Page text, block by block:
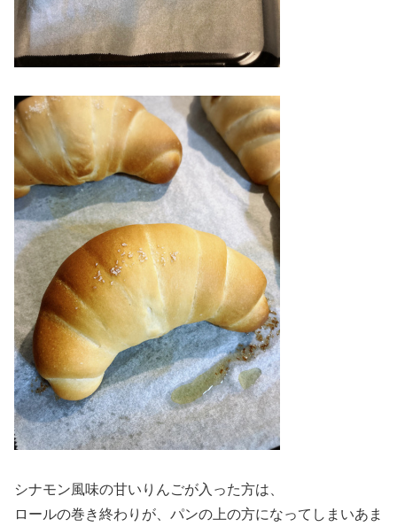
シナモン風味の甘いりんごが入った方は、
ロールの巻き終わりが、パンの上の方になってしまいあま